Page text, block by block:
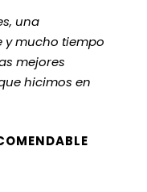
una
y mucho tiempo
mejores
hicimos en